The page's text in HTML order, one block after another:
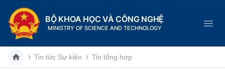
BỘ KHOA HỌC VÀ CÔNG NGHỆ
MINISTRY OF SCIENCE AND TECHNOLOGY
Tin tức Sự kiện Tin tổng hợp